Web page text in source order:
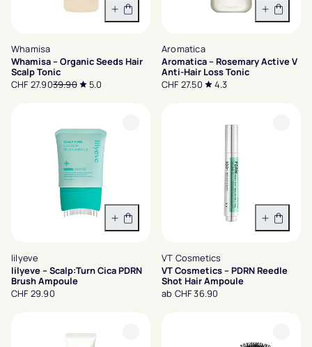
In den Warenkorb
Whamisa
Whamisa – Organic Seeds Hair
Scalp Tonic
CHF 27.9039.90 5.0
In den
Aromatica
Aromatica – Rosemary Active V
Anti-Hair Loss Tonic
CHF 27.50
4.3
In den Warenkorb
lilyeve
lilyeve – Scalp:Turn Cica PDRN
Brush Ampoule
CHF 29.90
VT Cosmetics
VT Cosmetics – PDRN Reedle
Shot Hair Ampoule
ab CHF 36.90